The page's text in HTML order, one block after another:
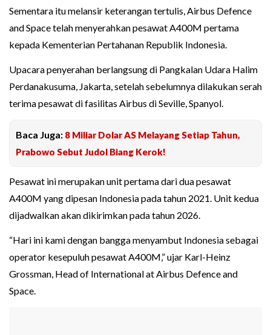
Sementara itu melansir keterangan tertulis, Airbus Defence
and Space telah menyerahkan pesawat A400M pertama
kepada Kementerian Pertahanan Republik Indonesia.
Upacara penyerahan berlangsung di Pangkalan Udara Halim
Perdanakusuma, Jakarta, setelah sebelumnya dilakukan serah
terima pesawat di fasilitas Airbus di Seville, Spanyol.
Baca Juga: 8 Miliar Dolar AS Melayang Setiap Tahun,
Prabowo Sebut Judol Biang Kerok!
Pesawat ini merupakan unit pertama dari dua pesawat
A400M yang dipesan Indonesia pada tahun 2021. Unit kedua
dijadwalkan akan dikirimkan pada tahun 2026.
“Hari ini kami dengan bangga menyambut Indonesia sebagai
operator kesepuluh pesawat A400M,” ujar Karl-Heinz
Grossman, Head of International at Airbus Defence and
Space.